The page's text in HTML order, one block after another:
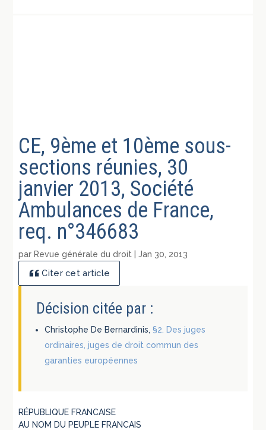
CE, 9ème et 10ème sous-
sections réunies, 30
janvier 2013, Société
Ambulances de France,
req. n°346683
par Revue générale du droit |Jan 30, 2013
Citer cet article
Décision citée par :
Christophe De Bernardinis,§2. Des juges
ordinaires, juges de droit commun des
garanties européennes
RÉPUBLIQUE FRANCAISE
AU NOM DU PEUPLE FRANCAIS